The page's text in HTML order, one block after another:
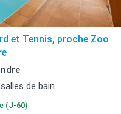
et Tennis, proche Zoo
de bain.
(J-60)